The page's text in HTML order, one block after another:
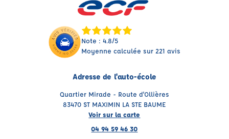
Note : 4.8/5
Moyenne calculée sur 221 avis
Adresse de l'auto-école
Quartier Mirade - Route d'Ollières
83470 ST MAXIMIN LA STE BAUME
Voir sur la carte
04 94 59 46 30